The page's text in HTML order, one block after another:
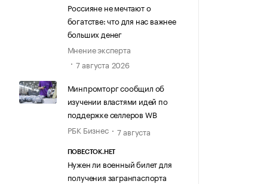
Россияне не мечтают о
богатстве: что для нас важнее
больших денег
Мнение эксперта
7 августа 2026
Минпромторг сообщил об
изучении властями идей по
поддержке селлеров WB
РБК Бизнес
7 августа
ПОВЕСТОК.НЕТ
Нужен ли военный билет для
получения загранпаспорта